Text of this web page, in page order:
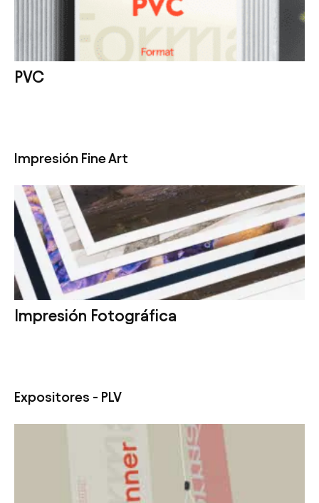
PVC
Impresión Fine Art
Impresión Fotográfica
Expositores - PLV